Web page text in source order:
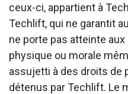
ceux-ci, appartient à
Techlift, qui ne garantit
ne porte pas atteinte
physique ou morale
assujetti à des droits de
détenus par Techlift. Le